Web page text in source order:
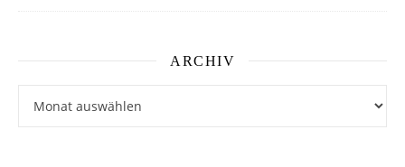
ARCHIV